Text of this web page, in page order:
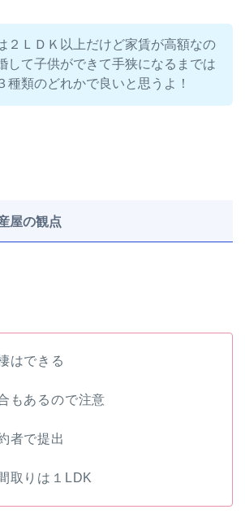
２ＬＤＫ以上だけど家賃が高額なの
して子供ができて手狭になるまでは
種類のどれかで良いと思うよ！
屋の観点
はできる
もあるので注意
者で提出
取りは１LDK